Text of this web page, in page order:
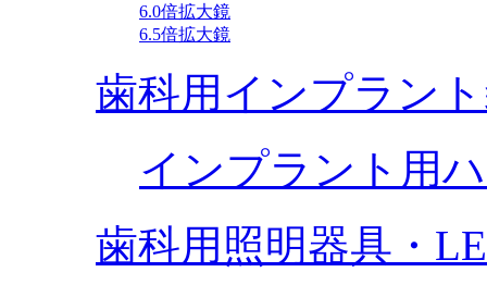
6.0倍拡大鏡
6.5倍拡大鏡
歯科用インプラン
インプラント用
歯科用照明器具・